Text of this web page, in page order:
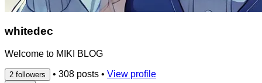
whitedec
Welcome to MIKI BLOG
2 followers • 308 posts • View profile